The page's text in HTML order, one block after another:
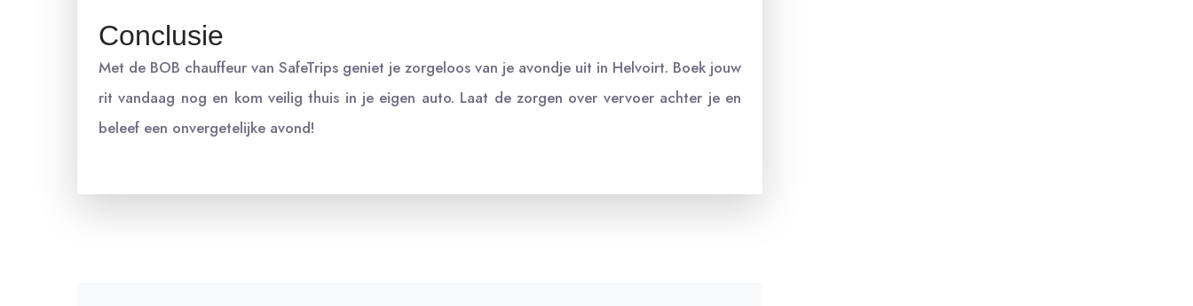
Conclusie
Met de BOB chauffeur van SafeTrips geniet je zorgeloos van je avondje uit in Helvoirt. Boek jouw
rit vandaag nog en kom veilig thuis in je eigen auto. Laat de zorgen over vervoer achter je en
beleef een onvergetelijke avond!